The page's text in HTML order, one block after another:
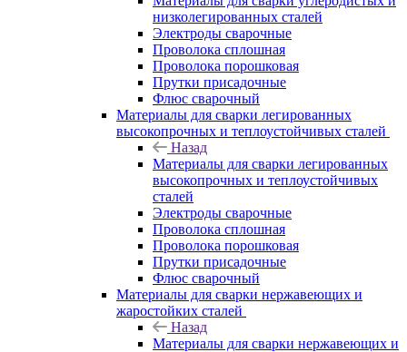
низколегированных сталей
Электроды сварочные
Проволока сплошная
Проволока порошковая
Прутки присадочные
Флюс сварочный
Материалы для сварки легированных
высокопрочных и теплоустойчивых сталей
Назад
Материалы для сварки легированных
высокопрочных и теплоустойчивых
сталей
Электроды сварочные
Проволока сплошная
Проволока порошковая
Прутки присадочные
Флюс сварочный
Материалы для сварки нержавеющих и
жаростойких сталей
Назад
Материалы для сварки нержавеющих и